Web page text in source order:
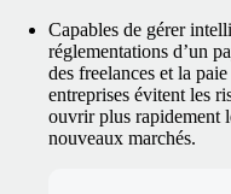
Capables de gérer
réglementations d’un
des freelances et la
entreprises évitent les
ouvrir plus rapidement
nouveaux marchés.